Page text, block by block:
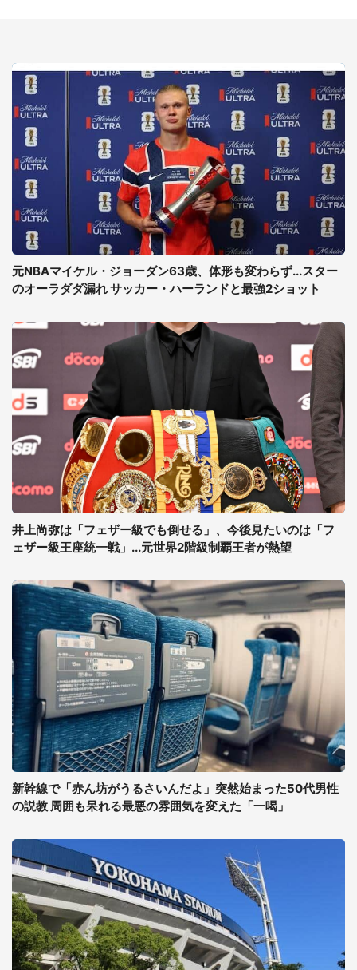
元NBAマイケル・ジョーダン63歳、体形も変わらず...スター
のオーラダダ漏れ サッカー・ハーランドと最強2ショット
井上尚弥は「フェザー級でも倒せる」、今後見たいのは「フ
ェザー級王座統一戦」...元世界2階級制覇王者が熱望
新幹線で「赤ん坊がうるさいんだよ」突然始まった50代男性
の説教 周囲も呆れる最悪の雰囲気を変えた「一喝」